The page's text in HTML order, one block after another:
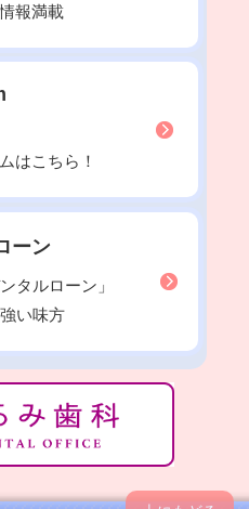
報満載
はこちら！
ーン
タルローン」
い味方